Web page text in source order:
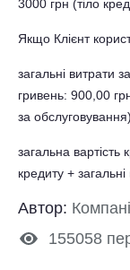
3000 грн (тіло
Якщо Клієнт
загальні витрати
гривень: 900,00
за
загальна
кредиту +
Автор:
155058